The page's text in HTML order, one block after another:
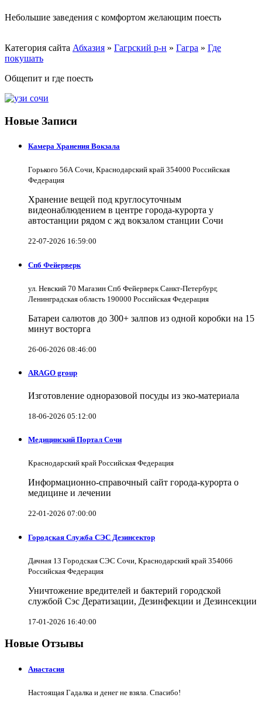
Небольшие заведения с комфортом желающим поесть
Категория сайта Абхазия » Гагрский р-н » Гагра » Где
покушать
Общепит и где поесть
Новые Записи
Камера Хранения Вокзала
Горького 56А Сочи, Краснодарский край 354000 Российская
Федерация
Хранение вещей под круглосуточным
видеонаблюдением в центре города-курорта у
автостанции рядом с жд вокзалом станции Сочи
22-07-2026 16:59:00
Спб Фейерверк
ул. Невский 70 Магазин Спб Фейерверк Санкт-Петербург,
Ленинградская область 190000 Российская Федерация
Батареи салютов до 300+ залпов из одной коробки на 15
минут восторга
26-06-2026 08:46:00
ARAGO group
Изготовление одноразовой посуды из эко-материала
18-06-2026 05:12:00
Медицинский Портал Сочи
Краснодарский край Российская Федерация
Информационно-справочный сайт города-курорта о
медицине и лечении
22-01-2026 07:00:00
Городская Служба СЭС Дезинсектор
Дачная 13 Городская СЭС Сочи, Краснодарский край 354066
Российская Федерация
Уничтожение вредителей и бактерий городской
службой Сэс Дератизации, Дезинфекции и Дезинсекции
17-01-2026 16:40:00
Новые Отзывы
Анастасия
Настоящая Гадалка и денег не взяла. Спасибо!